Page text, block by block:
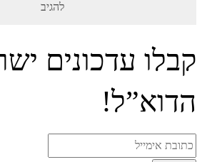
קבלו עדכונים
הדוא”ל!